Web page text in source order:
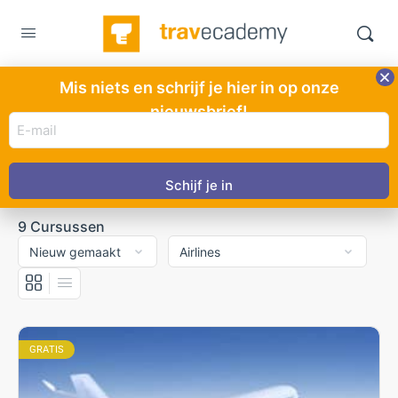
Cursussen Zoek
9 Cursussen
GRATIS
Mis niets en schrijf je hier in op onze
nieuwsbrief!
E-
mail
adres